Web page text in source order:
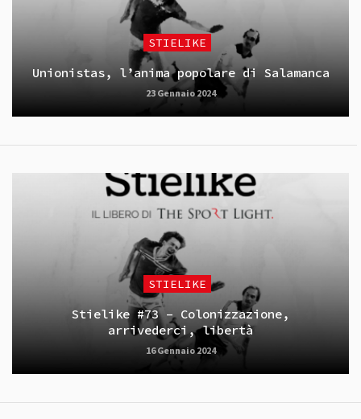
STIELIKE
Unionistas, l’anima popolare di Salamanca
23 Gennaio 2024
STIELIKE
Stielike #73 – Colonizzazione,
arrivederci, libertà
16 Gennaio 2024